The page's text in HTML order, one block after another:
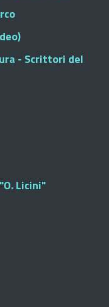
- Scrittori del
Licini"